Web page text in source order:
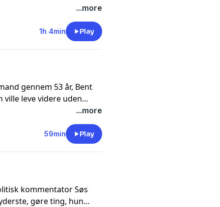
far. Men Bibelen
hun gør sin pligt og
hende. Sørine
om forholdet til deres
...more
1h 4min Play
gennem 53 år, Bent
leve videre uden
kom, og de første
tilbage. Hun
den 87-årige skuespiller
hvor hun stadig glæder
...more
59min Play
kommentator Søs
gøre ting, hun